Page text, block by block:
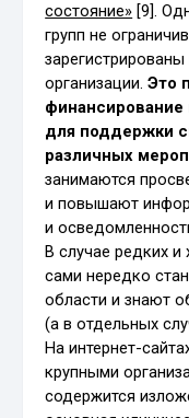
состояние» [9].
групп не
организации.Это
для поддержки
различных
занимаются
и повышают
и
В случае редких и
сами нередко
области и знают
(а в отдельных
На интернет-
крупными
содержится